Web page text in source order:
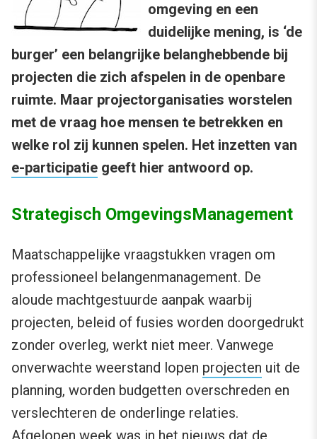
omgeving en een
duidelijke mening, is ‘de
burger’ een belangrijke belanghebbende bij
projecten die zich afspelen in de openbare
ruimte. Maar projectorganisaties worstelen
met de vraag hoe mensen te betrekken en
welke rol zij kunnen spelen. Het inzetten van
e-participatie geeft hier antwoord op.
Strategisch OmgevingsManagement
Maatschappelijke vraagstukken vragen om
professioneel belangenmanagement. De
aloude machtgestuurde aanpak waarbij
projecten, beleid of fusies worden doorgedrukt
zonder overleg, werkt niet meer. Vanwege
onverwachte weerstand lopen projecten uit de
planning, worden budgetten overschreden en
verslechteren de onderlinge relaties.